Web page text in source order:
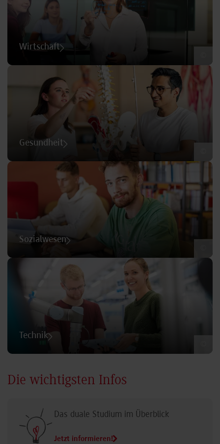
Wirtschaft
Gesundheit
Sozialwesen
Technik
Die wichtigsten Infos
Das duale Studium im Überblick
Jetzt informieren!